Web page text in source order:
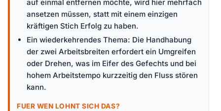
auf einmal entfernen möchte, wird hier mehrfach
ansetzen müssen, statt mit einem einzigen
kräftigen Stich Erfolg zu haben.
Ein wiederkehrendes Thema: Die Handhabung
der zwei Arbeitsbreiten erfordert ein Umgreifen
oder Drehen, was im Eifer des Gefechts und bei
hohem Arbeitstempo kurzzeitig den Fluss stören
kann.
FUER WEN LOHNT SICH DAS?